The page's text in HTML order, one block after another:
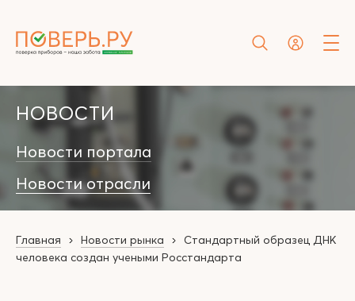
НОВОСТИ
Новости портала
Новости отрасли
Главная Новости рынка
Стандартный образец ДНК
человека создан учеными Росстандарта